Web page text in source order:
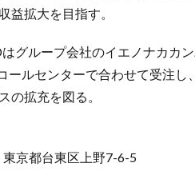
益拡大を目指す。
グループ会社のイエノナカカ
ールセンターで合わせて受注
の拡充を図る。
東京都台東区上野7-6-5